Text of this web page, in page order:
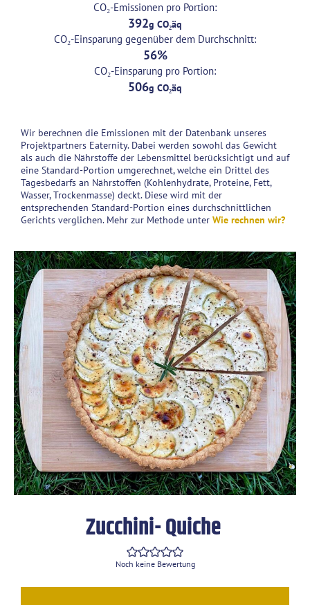
CO₂-Emissionen pro Portion:
392
CO₂-Einsparung gegenüber dem Durchschnitt:
56
CO₂-Einsparung pro Portion:
506
Wir berechnen die Emissionen mit der Datenbank unseres
Projektpartners Eaternity. Dabei werden sowohl das Gewicht
als auch die Nährstoffe der Lebensmittel berücksichtigt und auf
eine Standard-Portion umgerechnet, welche ein Drittel des
Tagesbedarfs an Nährstoffen (Kohlenhydrate, Proteine, Fett,
Wasser, Trockenmasse) deckt. Diese wird mit der
entsprechenden Standard-Portion eines durchschnittlichen
Gerichts verglichen. Mehr zur Methode unter Wie rechnen wir?
Zucchini-Quiche
Zucchini- Quiche
Noch keine Bewertung